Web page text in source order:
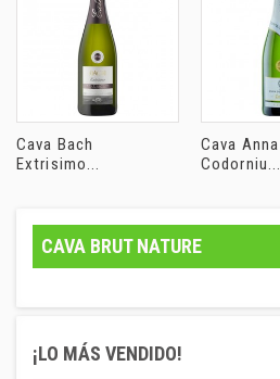
Cava Bach
Extrisimo...
Cava Anna
Codorniu...
CAVA BRUT NATURE
¡LO MÁS VENDIDO!